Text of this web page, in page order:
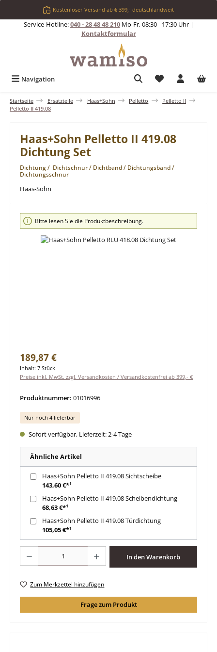
Zum Hauptinhalt springenKostenloser Versand ab € 399,- deutschlandweit
Service-Hotline:040 - 28 48 48 210Mo-Fr, 08:30 - 17:30 Uhr |
Kontaktformular
Navigation Du hast 0
Startseite Ersatzteile Haas+Sohn Pelletto
Pelletto II
Pelletto II 419.08
Haas+Sohn Pelletto II 419.08
Dichtung Set
Dichtung / Dichtschnur / Dichtband / Dichtungsband /
Dichtungsschnur
Haas-Sohn
Bildergalerie überspringen
Bitte lesen Sie die Produktbeschreibung.
Regulärer Preis:
189,87 €
Inhalt: 7 Stück
Preise inkl. MwSt. zzgl. Versandkosten / Versandkostenfrei ab 399,- €
Produktnummer: 01016996
Nur noch 4 lieferbar
Sofort verfügbar, Lieferzeit: 2-4 Tage
Ähnliche Artikel
Haas+Sohn Pelletto II 419.08 Sichtscheibe
143,60 €*¹
Haas+Sohn Pelletto II 419.08 Scheibendichtung
68,63 €*¹
Haas+Sohn Pelletto II 419.08 Türdichtung
105,05 €*¹
In den Warenkorb
Zum Merkzettel hinzufügen
Frage zum Produkt